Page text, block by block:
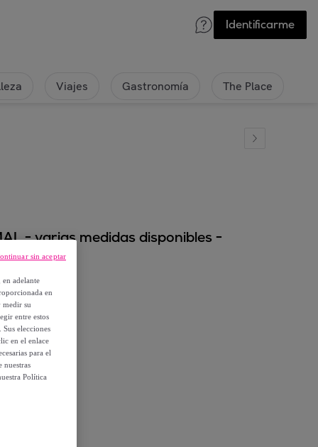
Identificarme
Viajes Gastronomía The Place
- varias medidas disponibles -
adelante
en
medir su
entre estos
elecciones
en el enlace
para el
nuestras
Política
sin aceptar